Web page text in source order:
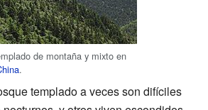
de montaña y mixto en
.
templado a veces son difíciles